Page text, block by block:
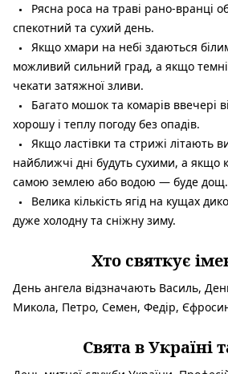
Рясна роса на траві рано-вранці
спекотний та сухий день.
Якщо хмари на небі здаються
можливий сильний град, а якщо
чекати затяжної зливи.
Багато мошок та комарів ввечері
хорошу і теплу погоду без опадів.
Якщо ластівки та стрижі літають
найближчі дні будуть сухими, а якщо
самою землею або водою — буде дощ.
Велика кількість ягід на кущах
дуже холодну та сніжну зиму.
Хто святкує
День ангела відзначають Василь,
Микола, Петро, Семен, Федір,
Свята в Україні